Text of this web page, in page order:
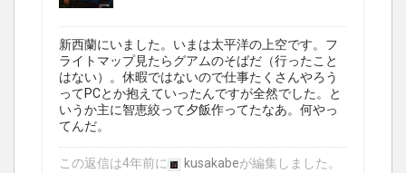
新西蘭にいました。いまは太平洋の上空です。フ
ライトマップ見たらグアムのそばだ（行ったこと
はない）。休暇ではないので仕事たくさんやろう
ってPCとか抱えていったんですが全然でした。と
いうか主に智恵絞って夕飯作ってたなあ。何やっ
てんだ。
この返信は4年前に kusakabeが編集しました。